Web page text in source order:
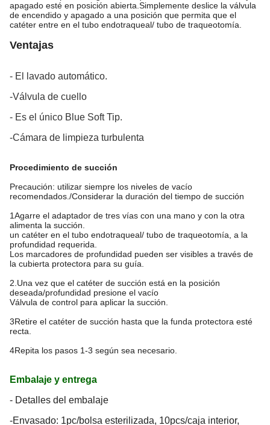
apagado esté en posición abierta.Simplemente deslice la válvula
de encendido y apagado a una posición que permita que el
catéter entre en el tubo endotraqueal/ tubo de traqueotomía.
Ventajas
- El lavado automático.
-Válvula de cuello
- Es el único Blue Soft Tip.
-Cámara de limpieza turbulenta
Procedimiento de succión
Precaución: utilizar siempre los niveles de vacío
recomendados./Considerar la duración del tiempo de succión
1Agarre el adaptador de tres vías con una mano y con la otra
alimenta la succión.
un catéter en el tubo endotraqueal/ tubo de traqueotomía, a la
profundidad requerida.
Los marcadores de profundidad pueden ser visibles a través de
la cubierta protectora para su guía.
2.Una vez que el catéter de succión está en la posición
deseada/profundidad presione el vacío
Válvula de control para aplicar la succión.
3Retire el catéter de succión hasta que la funda protectora esté
recta.
4Repita los pasos 1-3 según sea necesario.
Embalaje y entrega
- Detalles del embalaje
-Envasado: 1pc/bolsa esterilizada, 10pcs/caja interior,